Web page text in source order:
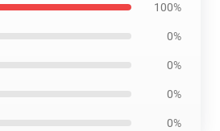
100%
0%
0%
0%
0%